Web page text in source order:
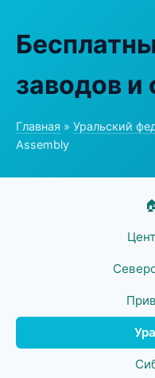
заводов и
Главная » Уральский
Assembly